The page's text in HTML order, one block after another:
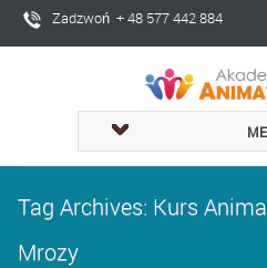
Zadzwoń + 48 577 442 884
Tag Archives: Kurs
Mrozy